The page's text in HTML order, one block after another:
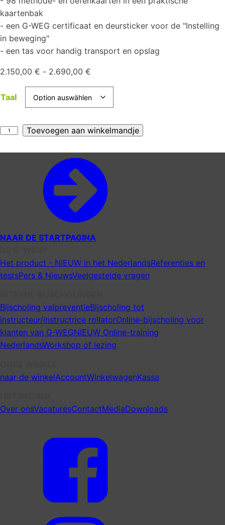
kaartenbak
- een G-WEG certificaat en deursticker voor de "Instelling
in beweging"
- een tas voor handig transport en opslag
2.150,00 € - 2.690,00 €
Taal
G-
Set
Hoeveelheid
Toevoegen aan winkelmandje
NAAR DE STARTPAGINA
Het product - NIEUW in het NederlandsReferenties en
testsPers & NieuwsVeelgestelde vragen
Bijscholing valpreventieBijscholing tot
instructeur/instructrice rollatorOnline-bijscholing voor
klanten van G-WEGNIEUW Online-training
NederlandsWorkshop of lezing
naar de winkelAccountWinkelwagenKassa
Over onsVacaturesContactMediaDownloads